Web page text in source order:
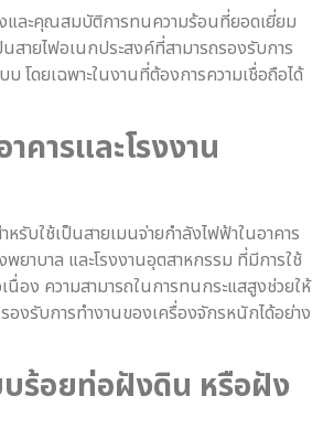
และคุณสมบัติการทนความร้อนที่ยอดเยี่ยม
นสายไฟอเนกประสงค์ที่สามารถรองรับการ
โดยเฉพาะในงานที่ต้องการความเชื่อถือได้
คารและโรงงาน
หรับใช้เป็นสายเมนจ่ายกำลังไฟฟ้าในอาคาร
ยาบาล และโรงงานอุตสาหกรรม ที่มีการใช้
อง ความสามารถในการทนกระแสสูงช่วยให้
องรับการทำงานของเครื่องจักรหนักได้อย่าง
ร้อยท่อฝังดิน หรือฝัง